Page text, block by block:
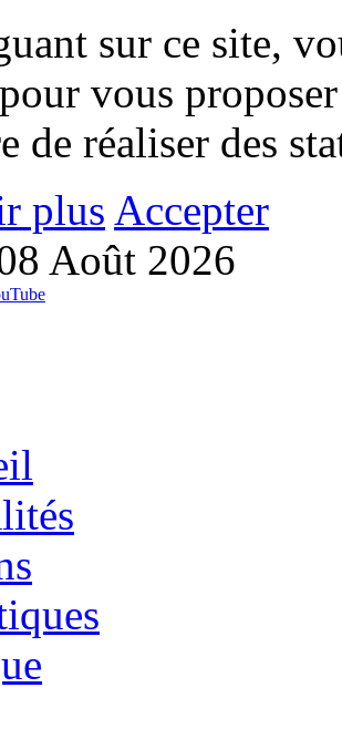
sur ce site,
vous
de réaliser des
plus Accepter
Août 2026